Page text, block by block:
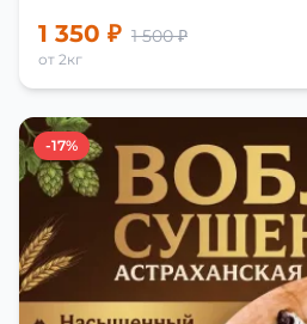
1 350 ₽ 1 500 ₽
от 2кг
-17%